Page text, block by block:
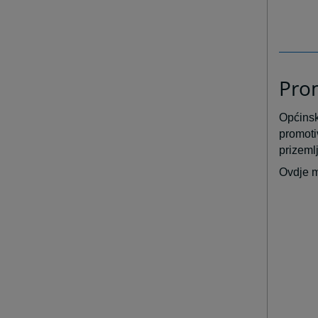
Ovdje